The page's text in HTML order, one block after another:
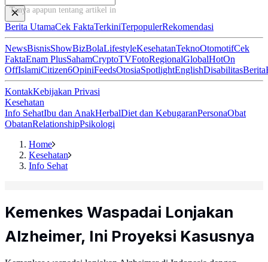
Tanya apapun tentang artikel ini...
Berita UtamaCek FaktaTerkiniTerpopulerRekomendasi
NewsBisnisShowBizBolaLifestyleKesehatanTeknoOtomotifCek
FaktaEnam PlusSahamCryptoTVFotoRegionalGlobalHotOn
OffIslamiCitizen6OpiniFeedsOtosiaSpotlightEnglishDisabilitasBerita
KontakKebijakan Privasi
Kesehatan
Info SehatIbu dan AnakHerbalDiet dan KebugaranPersonaObat
ObatanRelationshipPsikologi
Home
Kesehatan
Info Sehat
Kemenkes Waspadai Lonjakan
Alzheimer, Ini Proyeksi Kasusnya